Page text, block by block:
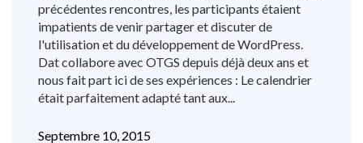
précédentes rencontres, les participants étaient
impatients de venir partager et discuter de
l'utilisation et du développement de WordPress.
Dat collabore avec OTGS depuis déjà deux ans et
nous fait part ici de ses expériences : Le calendrier
était parfaitement adapté tant aux...
Septembre 10, 2015